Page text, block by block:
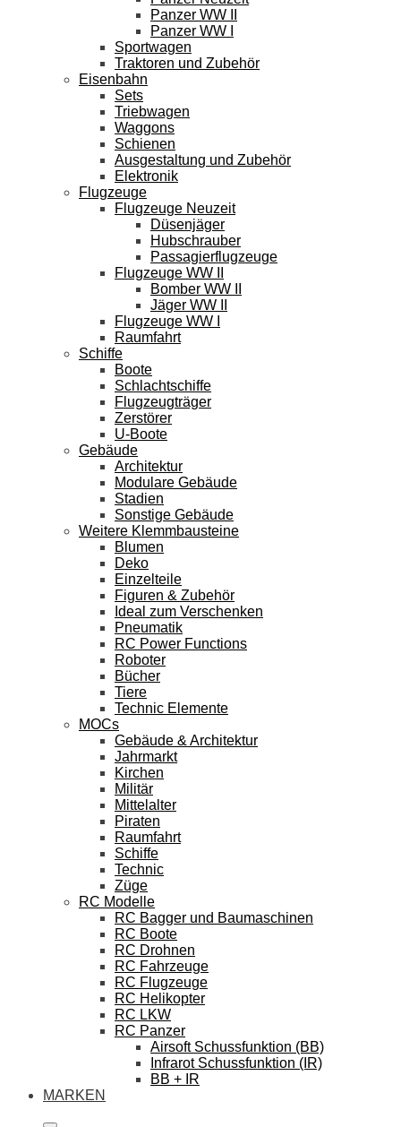
Panzer WW II
Panzer WW I
Sportwagen
Traktoren und Zubehör
Eisenbahn
Sets
Triebwagen
Waggons
Schienen
Ausgestaltung und Zubehör
Elektronik
Flugzeuge
Flugzeuge Neuzeit
Düsenjäger
Hubschrauber
Passagierflugzeuge
Flugzeuge WW II
Bomber WW II
Jäger WW II
Flugzeuge WW I
Raumfahrt
Schiffe
Boote
Schlachtschiffe
Flugzeugträger
Zerstörer
U-Boote
Gebäude
Architektur
Modulare Gebäude
Stadien
Sonstige Gebäude
Weitere Klemmbausteine
Blumen
Deko
Einzelteile
Figuren & Zubehör
Ideal zum Verschenken
Pneumatik
RC Power Functions
Roboter
Bücher
Tiere
Technic Elemente
MOCs
Gebäude & Architektur
Jahrmarkt
Kirchen
Militär
Mittelalter
Piraten
Raumfahrt
Schiffe
Technic
Züge
RC Modelle
RC Bagger und Baumaschinen
RC Boote
RC Drohnen
RC Fahrzeuge
RC Flugzeuge
RC Helikopter
RC LKW
RC Panzer
Airsoft Schussfunktion (BB)
Infrarot Schussfunktion (IR)
BB + IR
MARKEN